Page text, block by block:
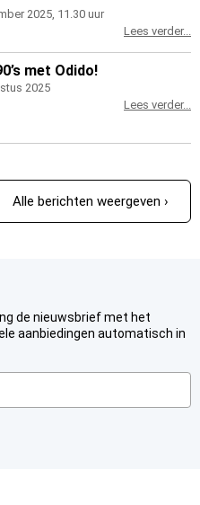
2025, 11.30 uur
Lees verder...
met Odido!
2025
Lees verder...
Alle berichten weergeven ›
de nieuwsbrief met het
aanbiedingen automatisch in